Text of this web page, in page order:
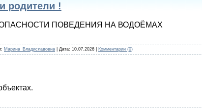
родители !
ПОВЕДЕНИЯ НА ВОДОЁМАХ
Марина_Владиславовна | Дата: 10.07.2026 Комментарии (0)